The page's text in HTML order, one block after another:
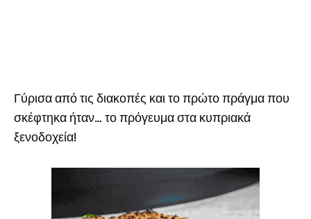
Γύρισα από τις διακοπές και το πρώτο πράγμα που
σκέφτηκα ήταν… το πρόγευμα στα κυπριακά
ξενοδοχεία!